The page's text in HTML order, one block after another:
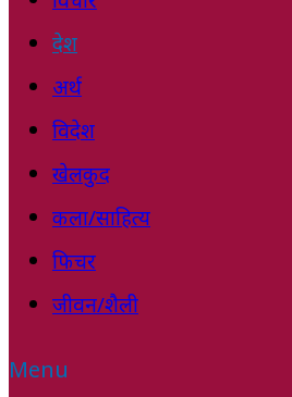
देश
अर्थ
विदेश
खेलकुद
कला/साहित्य
फिचर
जीवन/शैली
Menu